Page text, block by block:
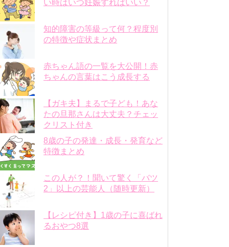
い時はいつ妊娠すればいい？
知的障害の等級って何？程度別
の特徴や症状まとめ
赤ちゃん語の一覧を大公開！赤
ちゃんの言葉はこう成長する
【ガキ夫】まるで子ども！あな
たの旦那さんは大丈夫？チェッ
クリスト付き
8歳の子の発達・成長・発育など
特徴まとめ
この人が？！聞いて驚く「バツ
2」以上の芸能人（随時更新）
【レシピ付き】1歳の子に喜ばれ
るおやつ8選